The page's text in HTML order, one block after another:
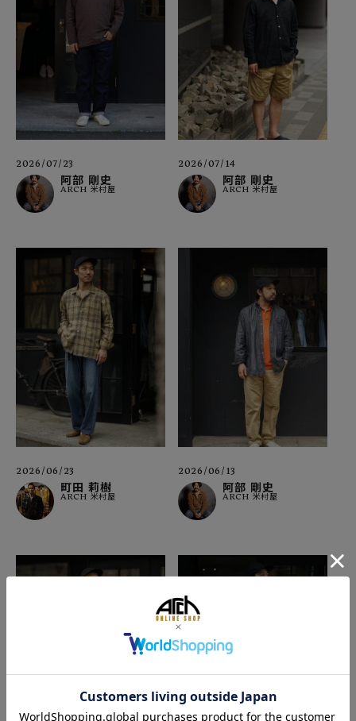
2026/07/23
阿部 剛史
ARCH 米村屋
2026/07/14
阿部 剛史
ARCH 米村屋
2026/06/23
町田 莉樹
ARCH 米村屋
2026/06/13
阿部 剛史
ARCH 米村屋